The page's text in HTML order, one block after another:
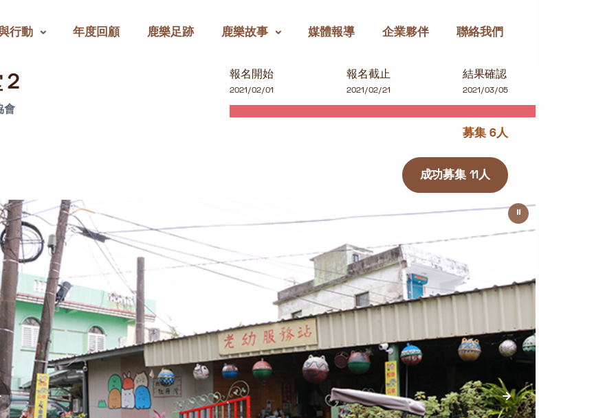
行動 年度回顧 鹿樂足跡 鹿樂故事 媒體報導 企業夥伴 聯絡我們
會
報名開始
2021/02/01
報名截止
2021/02/21
結果確認
2021/03/05
募集 6人
成功募集 11人